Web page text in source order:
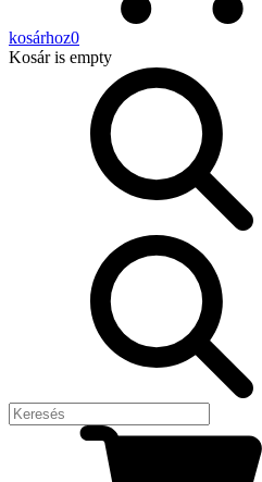
kosárhoz0
Kosáris empty